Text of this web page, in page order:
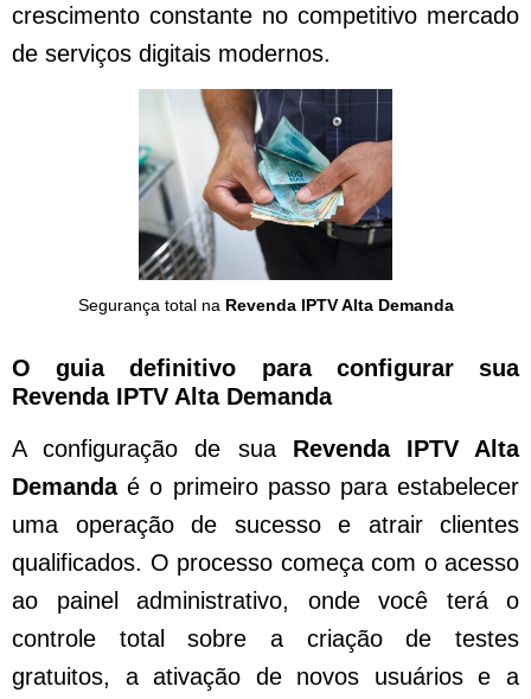
crescimento constante no competitivo mercado
de serviços digitais modernos.
Segurança total na Revenda IPTV Alta Demanda
O guia definitivo para configurar sua
Revenda IPTV Alta Demanda
A configuração de sua Revenda IPTV Alta
Demandaé o primeiro passo para estabelecer
uma operação de sucesso e atrair clientes
qualificados. O processo começa com o acesso
ao painel administrativo, onde você terá o
controle total sobre a criação de testes
gratuitos, a ativação de novos usuários e a